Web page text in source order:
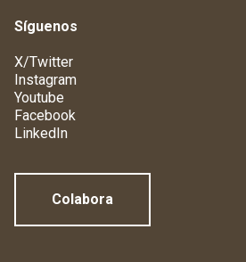
Síguenos
X/Twitter
Instagram
Youtube
Facebook
LinkedIn
Colabora